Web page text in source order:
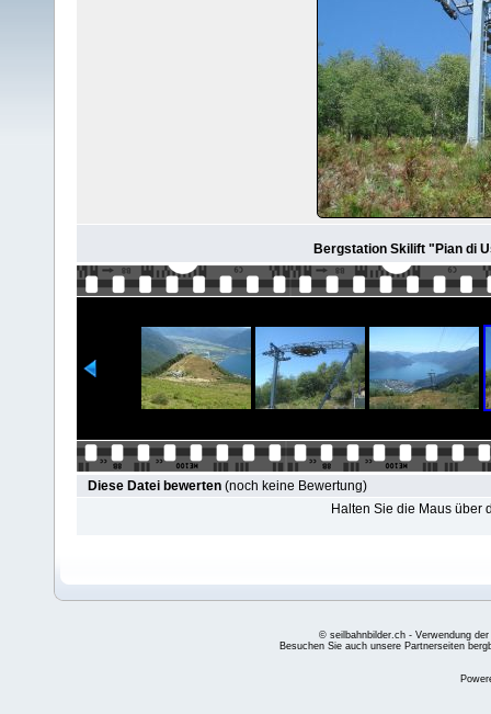
Bergstation Skilift "Pian di
Diese Datei bewerten (noch keine Bewertung)
Halten Sie die Maus über
© seilbahnbilder.ch - Verwendung
Besuchen Sie auch unsere Partnerseiten